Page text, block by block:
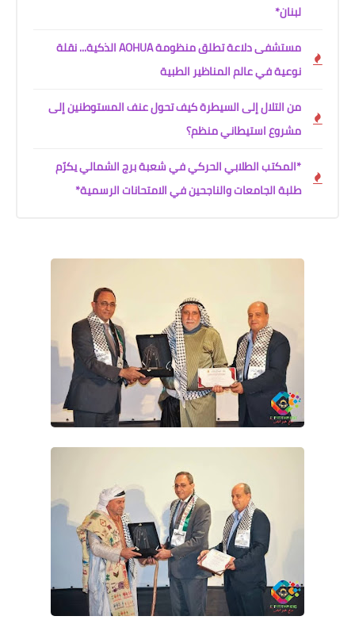
لبنان*
مستشفى دلاعة تطلق منظومة AOHUA الذكية... نقلة
نوعية في عالم المناظير الطبية
من التلال إلى السيطرة كيف تحول عنف المستوطنين إلى
مشروع استيطاني منظم؟
*المكتب الطلابي الحركي في شعبة برج الشمالي يكرّم
طلبة الجامعات والناجحين في الامتحانات الرسمية*